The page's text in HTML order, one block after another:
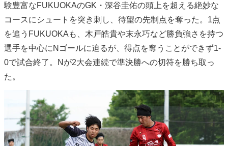
験豊富なFUKUOKAのGK・深谷圭佑の頭上を超える絶妙な
コースにシュートを突き刺し、待望の先制点を奪った。1点
を追うFUKUOKAも、木戸皓貴や末永巧など勝負強さを持つ
選手を中心にNゴールに迫るが、得点を奪うことができず1-
0で試合終了。Nが2大会連続で準決勝への切符を勝ち取っ
た。